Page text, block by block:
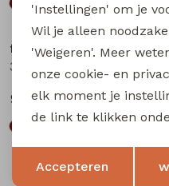
flinq newborn
9,99
Terug
'Instellingen' om je
Wil je alleen
'Weigeren'. Meer
onze cookie- en
elk moment je
de link te klikken
Accepteren